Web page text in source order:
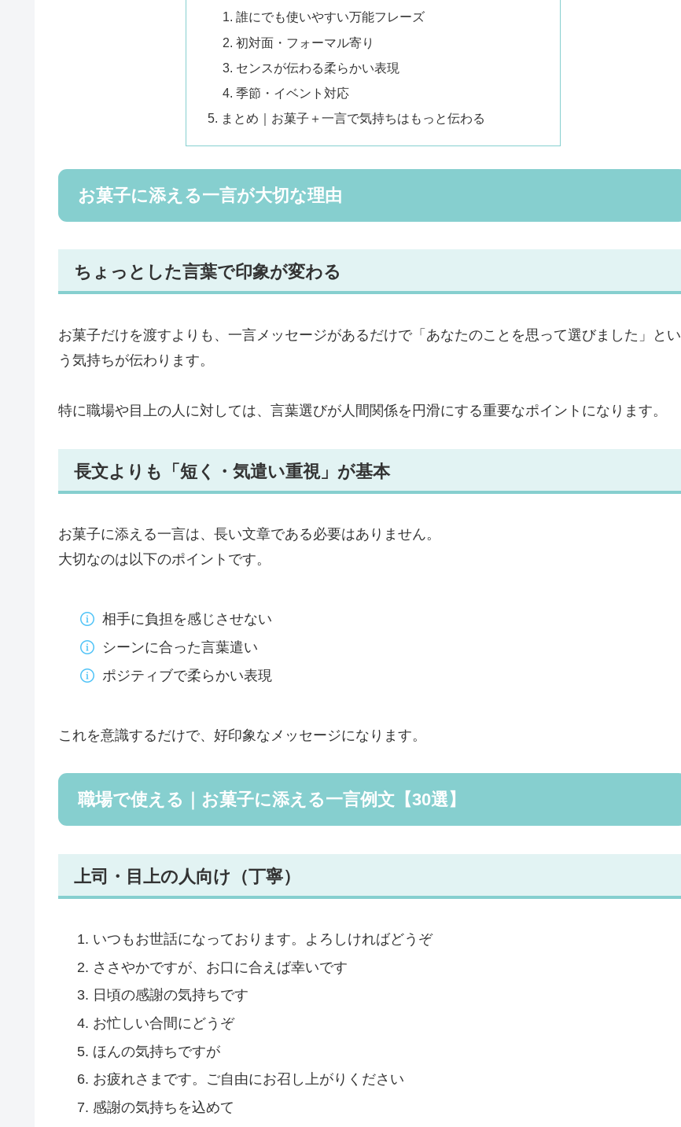
誰にでも使いやすい万能フレーズ
初対面・フォーマル寄り
センスが伝わる柔らかい表現
季節・イベント対応
まとめ｜お菓子＋一言で気持ちはもっと伝わる
お菓子に添える一言が大切な理由
ちょっとした言葉で印象が変わる
お菓子だけを渡すよりも、一言メッセージがあるだけで「あなたのことを思って選びました」とい
う気持ちが伝わります。
特に職場や目上の人に対しては、言葉選びが人間関係を円滑にする重要なポイントになります。
長文よりも「短く・気遣い重視」が基本
お菓子に添える一言は、長い文章である必要はありません。
大切なのは以下のポイントです。
相手に負担を感じさせない
シーンに合った言葉遣い
ポジティブで柔らかい表現
これを意識するだけで、好印象なメッセージになります。
職場で使える｜お菓子に添える一言例文【30選】
上司・目上の人向け（丁寧）
いつもお世話になっております。よろしければどうぞ
ささやかですが、お口に合えば幸いです
日頃の感謝の気持ちです
お忙しい合間にどうぞ
ほんの気持ちですが
お疲れさまです。ご自由にお召し上がりください
感謝の気持ちを込めて